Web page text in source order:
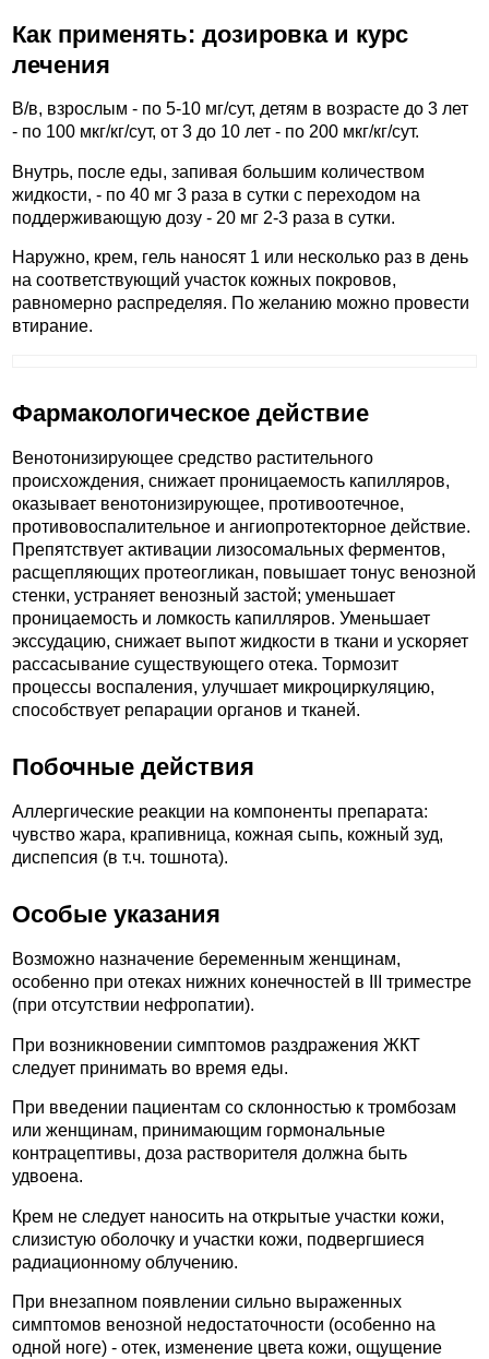
Как применять: дозировка и курс
лечения
В/в, взрослым - по 5-10 мг/сут, детям в возрасте до 3 лет
- по 100 мкг/кг/сут, от 3 до 10 лет - по 200 мкг/кг/сут.
Внутрь, после еды, запивая большим количеством
жидкости, - по 40 мг 3 раза в сутки с переходом на
поддерживающую дозу - 20 мг 2-3 раза в сутки.
Наружно, крем, гель наносят 1 или несколько раз в день
на соответствующий участок кожных покровов,
равномерно распределяя. По желанию можно провести
втирание.
Фармакологическое действие
Венотонизирующее средство растительного
происхождения, снижает проницаемость капилляров,
оказывает венотонизирующее, противоотечное,
противовоспалительное и ангиопротекторное действие.
Препятствует активации лизосомальных ферментов,
расщепляющих протеогликан, повышает тонус венозной
стенки, устраняет венозный застой; уменьшает
проницаемость и ломкость капилляров. Уменьшает
экссудацию, снижает выпот жидкости в ткани и ускоряет
рассасывание существующего отека. Тормозит
процессы воспаления, улучшает микроциркуляцию,
способствует репарации органов и тканей.
Побочные действия
Аллергические реакции на компоненты препарата:
чувство жара, крапивница, кожная сыпь, кожный зуд,
диспепсия (в т.ч. тошнота).
Особые указания
Возможно назначение беременным женщинам,
особенно при отеках нижних конечностей в III триместре
(при отсутствии нефропатии).
При возникновении симптомов раздражения ЖКТ
следует принимать во время еды.
При введении пациентам со склонностью к тромбозам
или женщинам, принимающим гормональные
контрацептивы, доза растворителя должна быть
удвоена.
Крем не следует наносить на открытые участки кожи,
слизистую оболочку и участки кожи, подвергшиеся
радиационному облучению.
При внезапном появлении сильно выраженных
симптомов венозной недостаточности (особенно на
одной ноге) - отек, изменение цвета кожи, ощущение